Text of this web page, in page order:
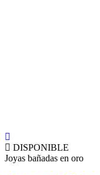
DISPONIBLE
Joyas bañadas en oro